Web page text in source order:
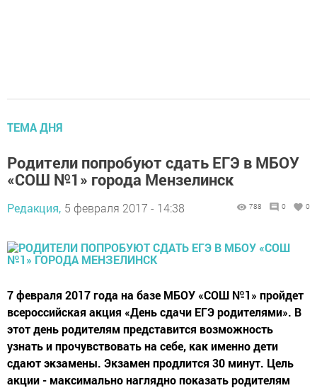
ТЕМА ДНЯ
Родители попробуют сдать ЕГЭ в МБОУ
«СОШ №1» города Мензелинск
Редакция, 5 февраля 2017 - 14:38 788 0 0
7 февраля 2017 года на базе МБОУ «СОШ №1» пройдет
всероссийская акция «День сдачи ЕГЭ родителями». В
этот день родителям представится возможность
узнать и прочувствовать на себе, как именно дети
сдают экзамены. Экзамен продлится 30 минут. Цель
акции - максимально наглядно показать родителям